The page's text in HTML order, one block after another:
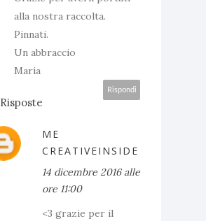
alla nostra raccolta.
Pinnati.
Un abbraccio
Maria
Rispondi
Risposte
ME
CREATIVEINSIDE
14 dicembre 2016 alle
ore 11:00
<3 grazie per il